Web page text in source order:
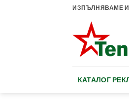
ИЗПЪЛНЯВАМЕ
КАТАЛОГ